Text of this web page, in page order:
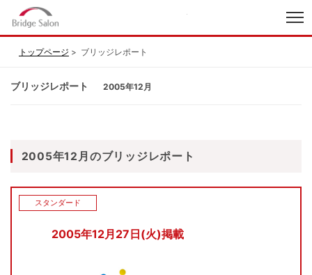
トップページ ブリッジレポート
ブリッジレポート 2005年12月
2005年12月のブリッジレポート
2005年12月27日(火)掲載
スタンダード